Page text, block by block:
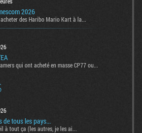
2026
des Haribo Mario Kart à la...
qui ont acheté en masse CP77 ou...
de tous les pays...
à tout ça (les autres, je les ai...